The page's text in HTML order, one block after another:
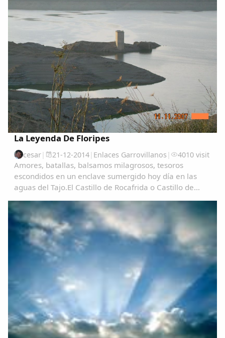
La Leyenda De Floripes
cesar| 21-12-2014| Enlaces Garrovillanos | 4010 visit
Amores, batallas, balsamos milagrosos, tesoros
escondidos en un enclave sumergido hoy día en las
aguas del Tajo.El Castillo de Rocafrida o Castillo de
sobre los restos de otra romana anterior...
Comparte
Compartir en Facebook
Compartir en Twitter